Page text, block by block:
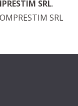
SRL.
SRL